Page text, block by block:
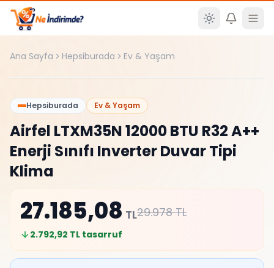
Ana içeriğe atla
Ana Sayfa Hepsiburada Ev & Yaşam
%9
Hepsiburada Ev & Yaşam
Airfel LTXM35N 12000 BTU R32 A++
Enerji Sınıfı Inverter Duvar Tipi
Klima
27.185,08 TL29.978TL
2.792,92 TL tasarruf